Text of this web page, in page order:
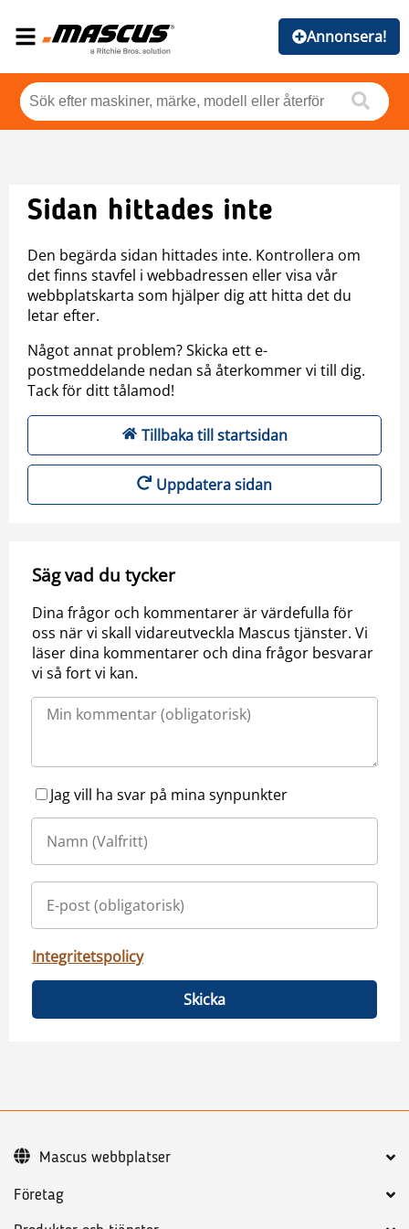
Annonsera!
Sidan hittades inte
Den begärda sidan hittades inte. Kontrollera om
det finns stavfel i webbadressen eller visa vår
webbplatskarta som hjälper dig att hitta det du
letar efter.
Något annat problem? Skicka ett e-
postmeddelande nedan så återkommer vi till dig.
Tack för ditt tålamod!
Tillbaka till startsidan
Uppdatera sidan
Säg vad du tycker
Dina frågor och kommentarer är värdefulla för
oss när vi skall vidareutveckla Mascus tjänster. Vi
läser dina kommentarer och dina frågor besvarar
vi så fort vi kan.
Jag vill ha svar på mina synpunkter
Integritetspolicy
Skicka
Företag
Mascus webbplatser